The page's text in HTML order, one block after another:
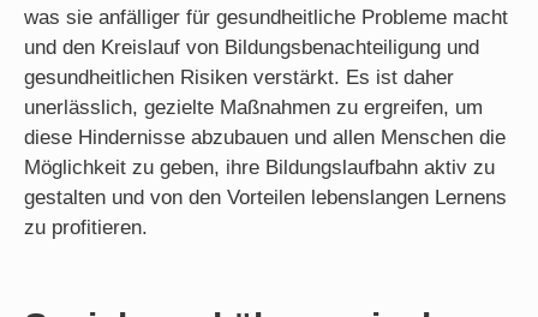
was sie anfälliger für gesundheitliche Probleme macht
und den Kreislauf von Bildungsbenachteiligung und
gesundheitlichen Risiken verstärkt. Es ist daher
unerlässlich, gezielte Maßnahmen zu ergreifen, um
diese Hindernisse abzubauen und allen Menschen die
Möglichkeit zu geben, ihre Bildungslaufbahn aktiv zu
gestalten und von den Vorteilen lebenslangen Lernens
zu profitieren.